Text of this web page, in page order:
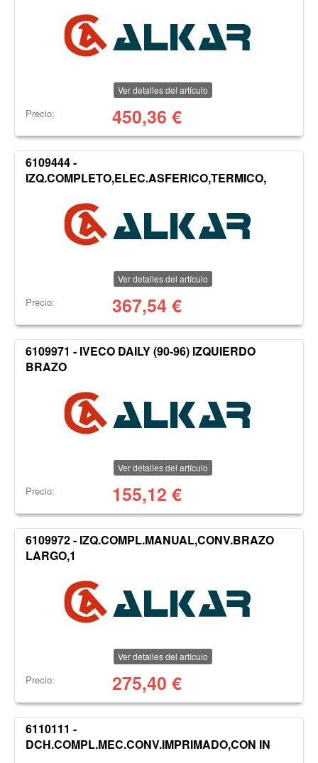
Ver detalles del artículo
Precio: 450,36 €
6109444 -
IZQ.COMPLETO,ELEC.ASFERICO,TERMICO,
Ver detalles del artículo
Precio: 367,54 €
6109971 - IVECO DAILY (90-96) IZQUIERDO
BRAZO
Ver detalles del artículo
Precio: 155,12 €
6109972 - IZQ.COMPL.MANUAL,CONV.BRAZO
LARGO,1
Ver detalles del artículo
Precio: 275,40 €
6110111 -
DCH.COMPL.MEC.CONV.IMPRIMADO,CON IN